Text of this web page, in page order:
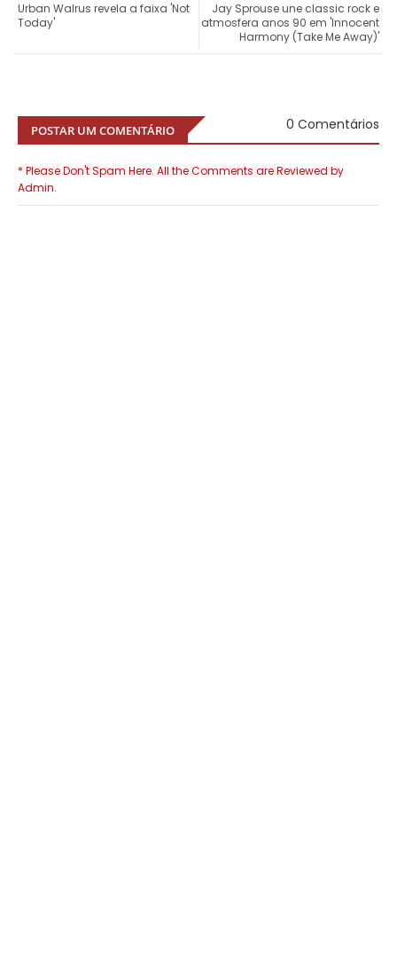
Jay Sprouse une classic rock e
atmosfera anos 90 em 'Innocent
Harmony (Take Me Away)'
Urban Walrus revela a faixa 'Not
Today'
POSTAR UM COMENTÁRIO 0 Comentários
* Please Don't Spam Here. All the Comments are Reviewed by
Admin.